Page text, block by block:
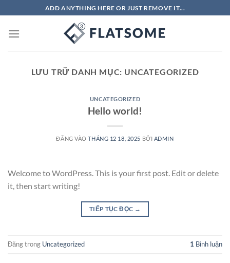
qua
nội
ADD ANYTHING HERE OR JUST REMOVE IT...
LƯU TRỮ DANH MỤC: UNCATEGORIZED
UNCATEGORIZED
Hello world!
ĐĂNG VÀOTHÁNG 12 18, 2025 BỞI ADMIN
Welcome to WordPress. This is your first post. Edit or delete
it, then start writing!
TIẾP TỤC ĐỌC →
Đăng trong Uncategorized 1 Bình luận